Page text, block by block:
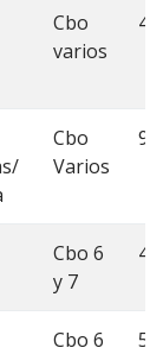
Cbo
varios
41
Cbo
Varios
9
Cbo 6
y 7
40
Cbo 6 55